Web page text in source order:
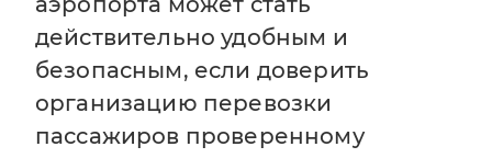
действительно удобным и
безопасным, если доверить
организацию перевозки
пассажиров проверенному